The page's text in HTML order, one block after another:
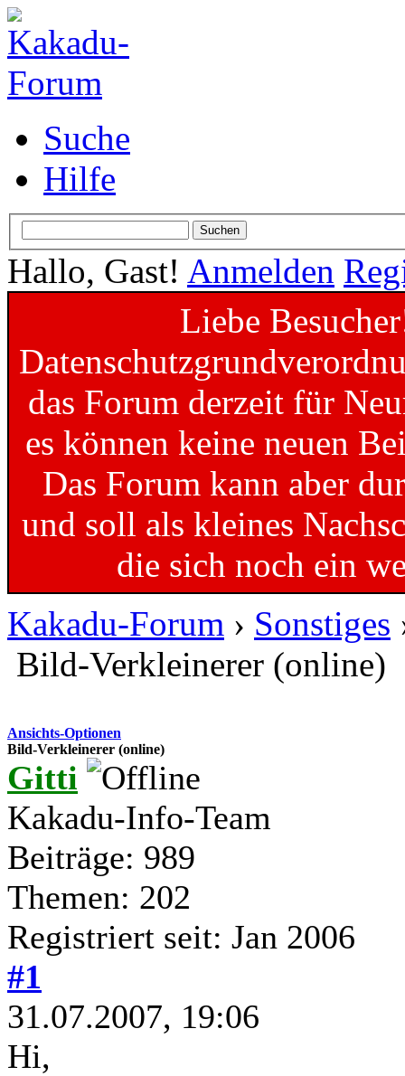
Suche
Hilfe
Hallo, Gast! Anmelden
Liebe
das Forum derzeit für
es können keine neuen
Das Forum kann aber
und soll als kleines
die sich noch ein
Kakadu-Forum › Sonstiges
Bild-Verkleinerer (online)
Ansichts-Optionen
Bild-Verkleinerer (online)
Gitti
Kakadu-Info-Team
Beiträge: 989
Themen: 202
Registriert seit: Jan 2006
#1
31.07.2007, 19:06
Hi,